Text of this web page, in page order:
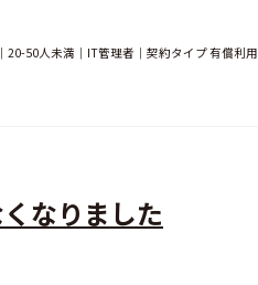
20-50人未満｜IT管理者｜契約タイプ 有償利用
なりました